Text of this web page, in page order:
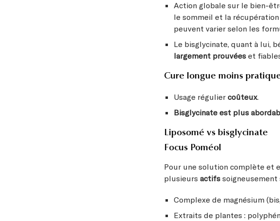
Action globale sur le bien-
le sommeil et la
peuvent varier selon les
Le bisglycinate, quant à lui,
largement prouvées et
Cure longue moins
Usage régulier coûteux.
Bisglycinate est plus
Liposomé vs bisglycinate
Focus Poméol
Pour une solution complète et
plusieurs actifs
Complexe de magnésium
Extraits de plantes :